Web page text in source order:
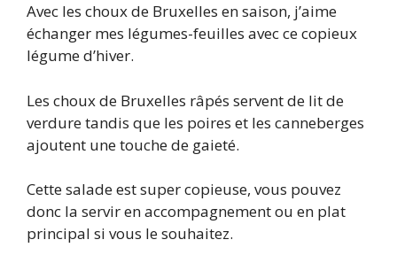
Avec les choux de Bruxelles en saison, j’aime
échanger mes légumes-feuilles avec ce copieux
légume d’hiver.
Les choux de Bruxelles râpés servent de lit de
verdure tandis que les poires et les canneberges
ajoutent une touche de gaieté.
Cette salade est super copieuse, vous pouvez
donc la servir en accompagnement ou en plat
principal si vous le souhaitez.